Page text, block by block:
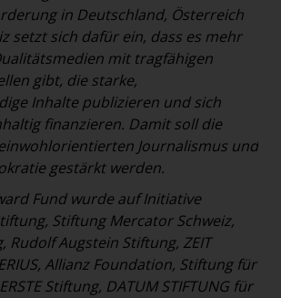
in Deutschland, Österreich
setzt sich dafür ein, dass es mehr
mit tragfähigen
gibt, die starke,
Inhalte publizieren und sich
finanzieren. Damit soll die
Journalismus und
gestärkt werden.
Fund wurde auf Initiative
Stiftung Mercator Schweiz,
Rudolf Augstein Stiftung, ZEIT
Allianz Foundation, Stiftung für
Stiftung, DATUM STIFTUNG für